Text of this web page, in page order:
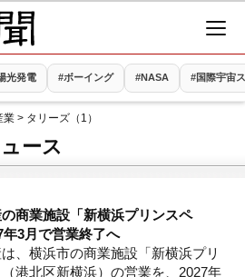
光発電 #ボーイング #NASA #国際宇宙
業 > タリーズ（1）
ース
商業施設「新横浜プリンスペ
年3月で営業終了へ
、横浜市の商業施設「新横浜プリ
港北区新横浜）の営業を、2027年